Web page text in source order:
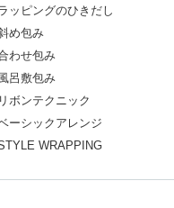
ッピングのひきだし
め包み
わせ包み
呂敷包み
リボンテクニック
ーシックアレンジ
WRAPPING